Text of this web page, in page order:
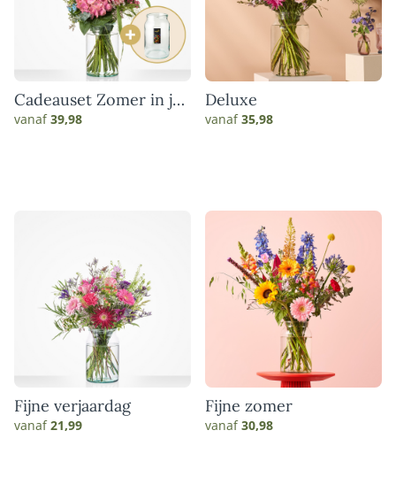
Cadeauset Zomer in je
vaas
vanaf39,98
Deluxe
vanaf35,98
Fijne verjaardag
vanaf21,99
Fijne zomer
vanaf30,98